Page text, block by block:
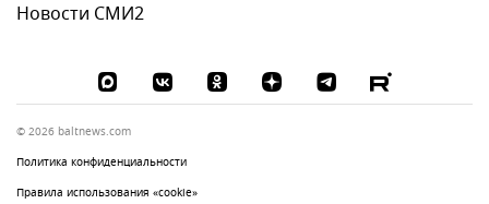
Новости СМИ2
© 2026 baltnews.com
Политика конфиденциальности
Правила использования «cookie»